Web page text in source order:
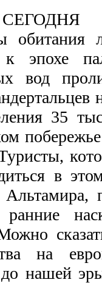
обитания
к эпохе
вод
35
в
на
нашей